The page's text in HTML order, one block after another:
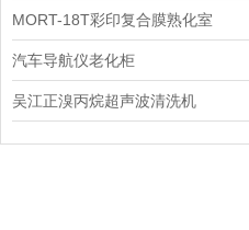
MORT-18T彩印复合膜熟化室
汽车导航仪老化柜
吴江正溴丙烷超声波清洗机